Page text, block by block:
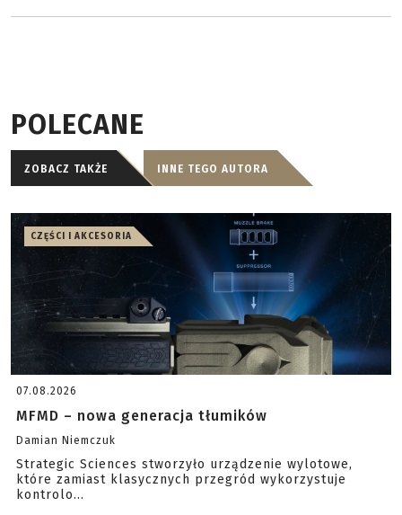
POLECANE
ZOBACZ TAKŻE INNE TEGO AUTORA
CZĘŚCI I AKCESORIA
07.08.2026
MFMD – nowa generacja tłumików
Damian Niemczuk
Strategic Sciences stworzyło urządzenie wylotowe,
które zamiast klasycznych przegród wykorzystuje
kontrolo...